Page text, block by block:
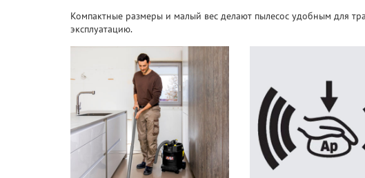
Компактные размеры и малый вес делают пылесос удобным для
эксплуатацию.